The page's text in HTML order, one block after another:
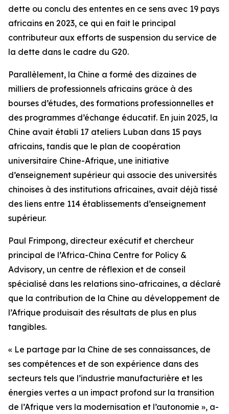
dette ou conclu des ententes en ce sens avec 19 pays
africains en 2023, ce qui en fait le principal
contributeur aux efforts de suspension du service de
la dette dans le cadre du G20.
Parallèlement, la Chine a formé des dizaines de
milliers de professionnels africains grâce à des
bourses d’études, des formations professionnelles et
des programmes d’échange éducatif. En juin 2025, la
Chine avait établi 17 ateliers Luban dans 15 pays
africains, tandis que le plan de coopération
universitaire Chine-Afrique, une initiative
d’enseignement supérieur qui associe des universités
chinoises à des institutions africaines, avait déjà tissé
des liens entre 114 établissements d’enseignement
supérieur.
Paul Frimpong, directeur exécutif et chercheur
principal de l’Africa-China Centre for Policy &
Advisory, un centre de réflexion et de conseil
spécialisé dans les relations sino-africaines, a déclaré
que la contribution de la Chine au développement de
l’Afrique produisait des résultats de plus en plus
tangibles.
« Le partage par la Chine de ses connaissances, de
ses compétences et de son expérience dans des
secteurs tels que l’industrie manufacturière et les
énergies vertes a un impact profond sur la transition
de l’Afrique vers la modernisation et l’autonomie », a-